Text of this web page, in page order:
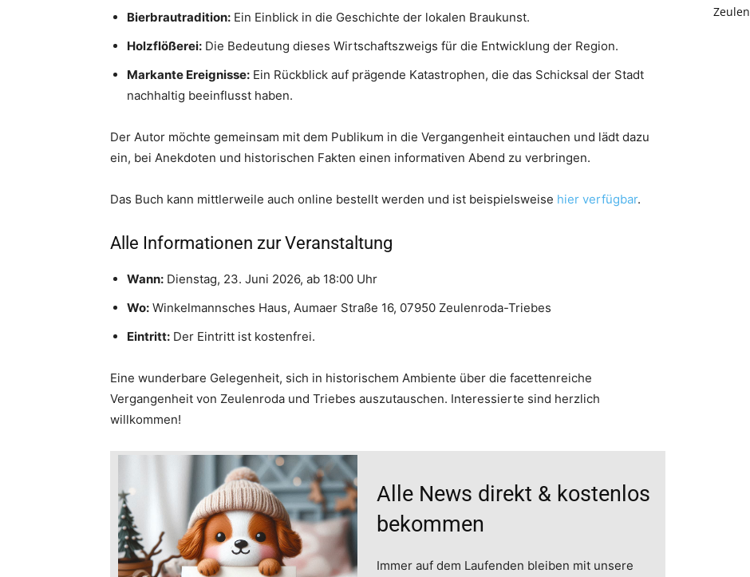
Bierbrautradition: Ein Einblick in die Geschichte der lokalen Braukunst.
Holzflößerei: Die Bedeutung dieses Wirtschaftszweigs für die Entwicklung der Region.
Markante Ereignisse: Ein Rückblick auf prägende Katastrophen, die das Schicksal der Stadt
nachhaltig beeinflusst haben.
Der Autor möchte gemeinsam mit dem Publikum in die Vergangenheit eintauchen und lädt dazu
ein, bei Anekdoten und historischen Fakten einen informativen Abend zu verbringen.
Das Buch kann mittlerweile auch online bestellt werden und ist beispielsweise hier verfügbar.
Alle Informationen zur Veranstaltung
Wann: Dienstag, 23. Juni 2026, ab 18:00 Uhr
Wo: Winkelmannsches Haus, Aumaer Straße 16, 07950 Zeulenroda-Triebes
Eintritt: Der Eintritt ist kostenfrei.
Eine wunderbare Gelegenheit, sich in historischem Ambiente über die facettenreiche
Vergangenheit von Zeulenroda und Triebes auszutauschen. Interessierte sind herzlich
willkommen!
Alle News direkt & kostenlos
bekommen
Immer auf dem Laufenden bleiben mit unsere